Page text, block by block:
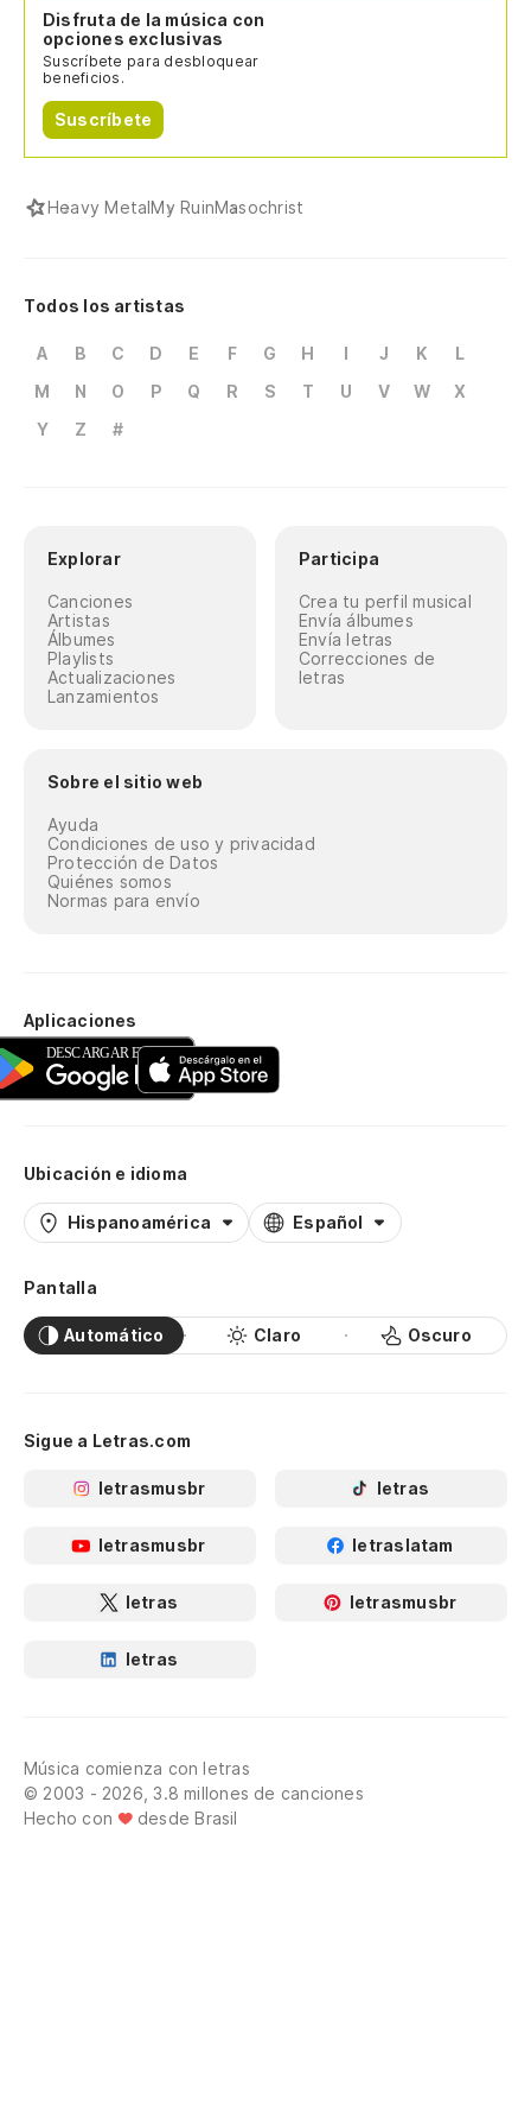
Disfruta de la música con
opciones exclusivas
Suscríbete para desbloquear
beneficios.
Suscríbete
Heavy MetalMy RuinMasochrist
Todos los artistas
A B C D E F G H I J K
L
M
N O P Q R S T U V W
X
Y
Z #
Explorar
Canciones
Artistas
Álbumes
Playlists
Actualizaciones
Lanzamientos
Participa
Crea tu perfil musical
Envía álbumes
Envía letras
Correcciones de
letras
Sobre el sitio web
Ayuda
Condiciones de uso y privacidad
Protección de Datos
Quiénes somos
Normas para envío
Aplicaciones
Ubicación e idioma
Hispanoamérica Español
Pantalla
Automático Claro Oscuro
Sigue a Letras.com
letrasmusbr letras
letrasmusbr letraslatam
letras letrasmusbr
letras
Música comienza con letras
© 2003 - 2026, 3.8 millones de canciones
Hecho con
desde Brasil